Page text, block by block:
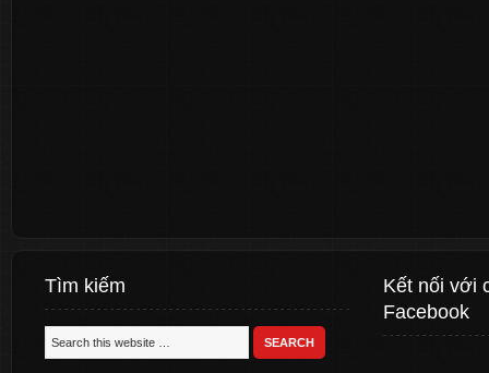
Tìm kiếm
Kết nối với
Facebook